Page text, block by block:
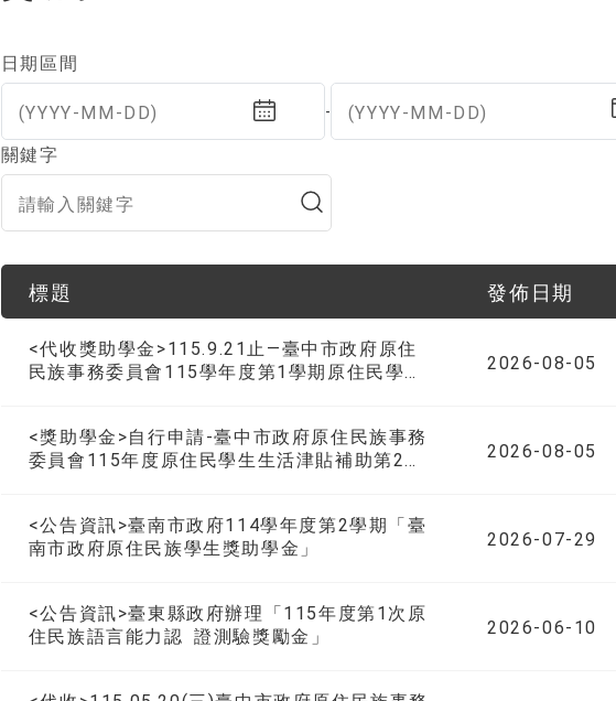
日期區間
(YYYY-MM-DD) - (YYYY-MM-DD)
關鍵字
標題 發佈日期
<代收獎助學金>115.9.21止—臺中市政府原住
民族事務委員會115學年度第1學期原住民學生
2026-08-05
<獎助學金>自行申請-臺中市政府原住民族事務
委員會115年度原住民學生生活津貼補助第2次
2026-08-05
<公告資訊>臺南市政府114學年度第2學期「臺
南市政府原住民族學生獎助學金」
2026-07-29
<公告資訊>臺東縣政府辦理「115年度第1次原
住民族語言能力認 證測驗獎勵金」
2026-06-10